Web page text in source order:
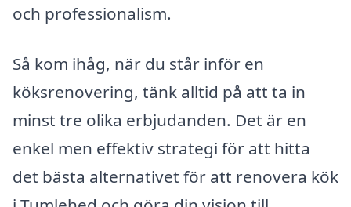
och professionalism.
Så kom ihåg, när du står inför en
köksrenovering, tänk alltid på att ta in
minst tre olika erbjudanden. Det är en
enkel men effektiv strategi för att hitta
det bästa alternativet för att renovera kök